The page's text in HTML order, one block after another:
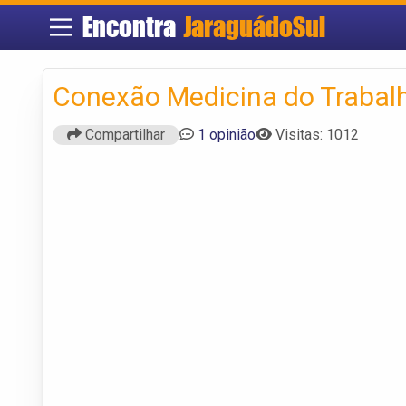
Encontra JaraguádoSul
Conexão Medicina do
Compartilhar 1 opinião Visitas: 1012